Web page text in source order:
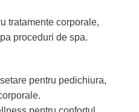
tratamente corporale,
proceduri de spa.
pentru pedichiura,